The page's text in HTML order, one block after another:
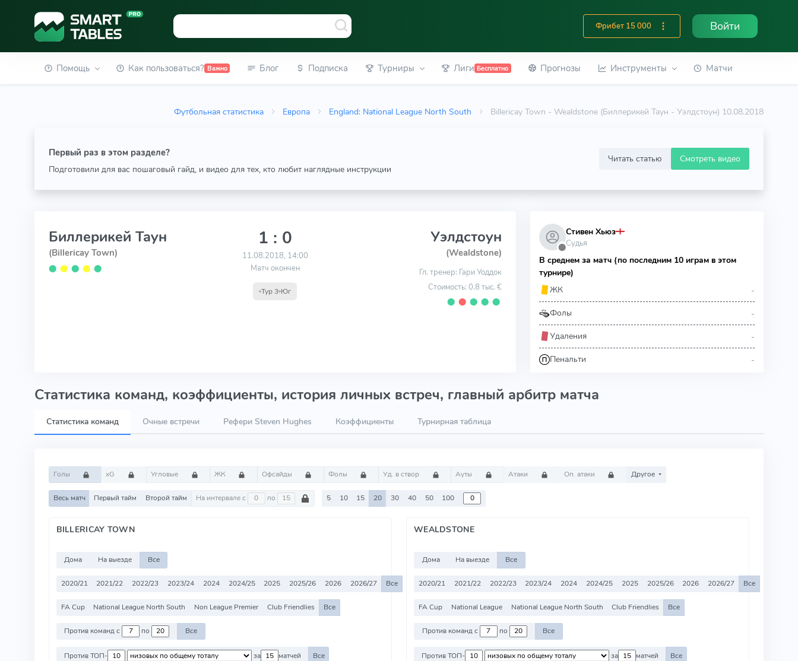
Фрибет 15 000 Войти
Помощь Как пользоваться? Важно Блог Подписка Турниры Лиги Бесплатно Прогнозы Инструменты Матчи
Футбольная статистика Европа England: National League North South Billericay Town - Wealdstone (Биллерикей Таун - Уэлдстоун) 10.08.2018
Первый раз в этом разделе?
Подготовили для вас пошаговый гайд, и видео для тех, кто любит наглядные инструкции
Читать статью Смотреть видео
Биллерикей Таун
(Billericay Town)
⬤ ⬤ ⬤ ⬤ ⬤
1 : 0
11.08.2018, 14:00
Матч окончен
Тур 3 Юг
Уэлдстоун
(Wealdstone)
Гл. тренер: Гари Уоддок
Стоимость: 0.8 тыс. €
⬤ ⬤ ⬤ ⬤ ⬤
⬤
Стивен Хьюз
Судья
В среднем за матч (по последним 10 играм в этом
турнире)
ЖК
-
Фолы -
Удаления -
Пенальти -
Статистика команд, коэффициенты, история личных встреч, главный арбитр матча
Статистика команд Очные встречи Рефери Steven Hughes Коэффициенты Турнирная таблица
Голы xG Угловые ЖК Офсайды Фолы Уд. в створ Ауты Атаки Оп. атаки Другое
Весь матч Первый тайм Второй тайм На интервале с по 5 10 15 20 30 40 50 100
BILLERICAY TOWN
Дома На выезде Все
2020/21 2021/22 2022/23 2023/24 2024 2024/25 2025 2025/26 2026 2026/27 Все
FA Cup National League North South Non League Premier Club Friendlies Все
Против команд с по Все
Против ТОП- за матчей Все
WEALDSTONE
Дома На выезде Все
2020/21 2021/22 2022/23 2023/24 2024 2024/25 2025 2025/26 2026 2026/27 Все
FA Cup National League National League North South Club Friendlies Все
Против команд с по Все
Против ТОП- за матчей Все